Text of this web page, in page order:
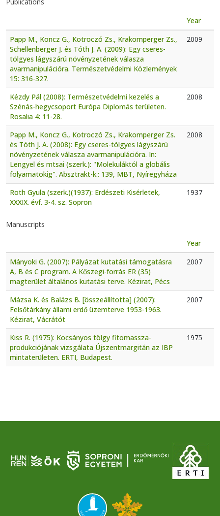
Year
Papp M., Koncz G., Kotroczó Zs., Krakomperger Zs.,
Schellenberger J. és Tóth J. A. (2009): Egy cseres-
tölgyes lágyszárú növényzetének válasza
avarmanipulációra. Természetvédelmi Közlemények
15: 316-327.
2009
Kézdy Pál (2008): Természetvédelmi kezelés a
Szénás-hegycsoport Európa Diplomás területen.
Rosalia 4: 11-28.
2008
Papp M., Koncz G., Kotroczó Zs., Krakomperger Zs.
és Tóth J. A. (2008): Egy cseres-tölgyes lágyszárú
növényzetének válasza avarmanipulációra. In:
Lengyel és mtsai (szerk.): "Molekuláktól a globális
folyamatokig". Absztrakt-k.: 139, MBT, Nyíregyháza
2008
Roth Gyula (szerk.)(1937): Erdészeti Kisérletek,
XXXIX. évf. 3-4. sz. Sopron
1937
Manuscripts
Year
Mányoki G. (2007): Pályázat kutatási támogatásra
A, B és C program. A Kőszegi-forrás ER (35)
magterület általános kutatási terve. Kézirat, Pécs
2007
Mázsa K. és Balázs B. [összeállította] (2007):
Felsőtárkány állami erdő üzemterve 1953-1963.
Kézirat, Vácrátót
2007
Kiss R. (1975): Kocsányos tölgy fitomassza-
produkciójának vizsgálata Újszentmargitán az IBP
mintaterületen. ERTI, Budapest.
1975